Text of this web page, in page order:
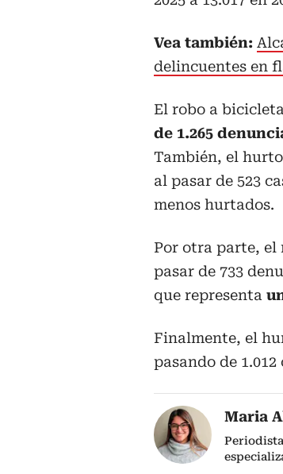
Vea también:
delincuentes en
El robo a
de 1.265
También, el
al pasar de 523
menos hurtados.
Por otra parte, el
pasar de 733
que representa
Finalmente, el
pasando de 1.012
Maria